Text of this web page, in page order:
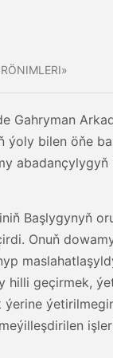
Gahryman
bilen öňe
Başlygynyň
Onuň
hilli geçirmek,